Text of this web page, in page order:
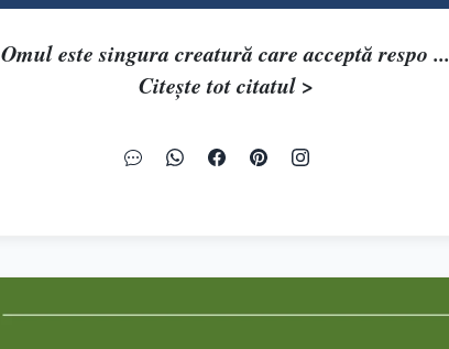
Omul este singura creatură care acceptă respo ...
Citește tot citatul >